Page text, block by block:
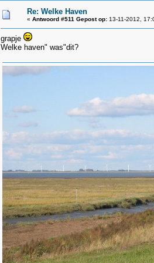
Re: Welke Haven
« Antwoord #511 Gepost op:13-11-2012,
grapje
Welke haven" was"dit?